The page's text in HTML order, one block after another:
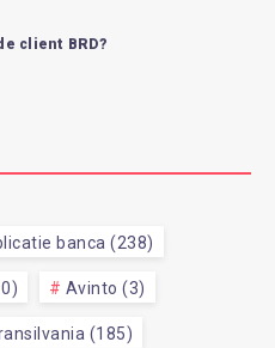
client BRD?
banca (238)
Avinto (3)
(185)